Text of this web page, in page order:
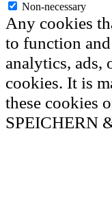
Non-necessary
Any cookies
to function
analytics, ads,
cookies. It is
these cookies
SPEICHERN